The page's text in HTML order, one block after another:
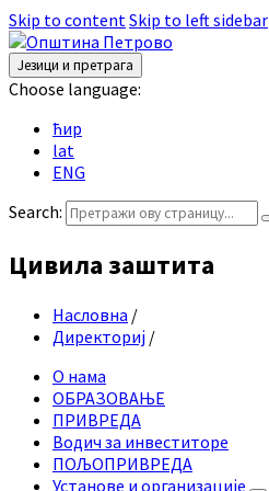
Skip to contentSkip to left sidebar
Језици и претрага
Choose language:
ћир
lat
ENG
Search:
Цивила заштита
Насловна /
Директориј /
О нама
ОБРАЗОВАЊЕ
ПРИВРЕДА
Водич за инвеститоре
ПОЉОПРИВРЕДА
Установе и организације